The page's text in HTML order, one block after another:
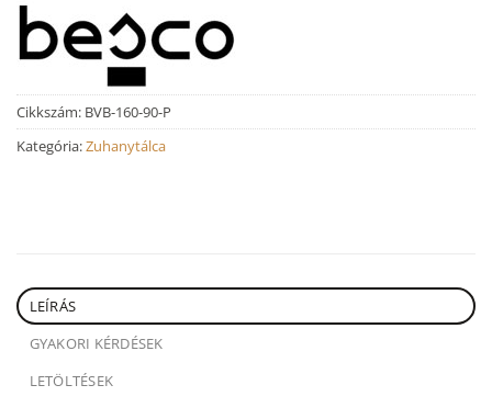
Cikkszám: BVB-160-90-P
Kategória:Zuhanytálca
LEÍRÁS
GYAKORI KÉRDÉSEK
LETÖLTÉSEK